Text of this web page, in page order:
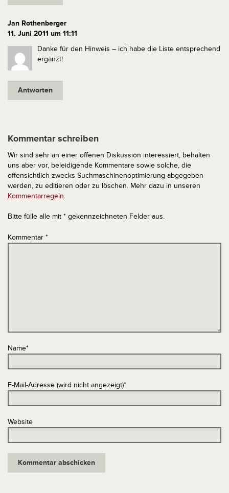
Jan Rothenberger
11. Juni 2011 um 11:11
Danke für den Hinweis – ich habe die Liste entsprechend
ergänzt!
Antworten
Kommentar schreiben
Wir sind sehr an einer offenen Diskussion interessiert, behalten
uns aber vor, beleidigende Kommentare sowie solche, die
offensichtlich zwecks Suchmaschinenoptimierung abgegeben
werden, zu editieren oder zu löschen. Mehr dazu in unseren
Kommentarregeln.
Bitte fülle alle mit * gekennzeichneten Felder aus.
Kommentar *
Name*
E-Mail-Adresse (wird nicht angezeigt)*
Website